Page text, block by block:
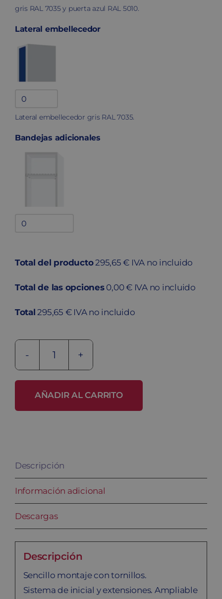
gris RAL 7035 y puerta azul RAL 5010.
Lateral embellecedor
Lateral
embellecedor
Lateral embellecedor gris RAL 7035.
Bandejas adicionales
Bandejas
Total del producto295,65 € IVA no incluido
Total de las opciones 0,00 € IVA no incluido
Total 295,65 € IVA no incluido
Taquilla
ECOC-
AÑADIR AL CARRITO
Descripción
Información adicional
Descargas
Descripción
Sencillo montaje con tornillos.
Sistema de inicial y extensiones. Ampliable